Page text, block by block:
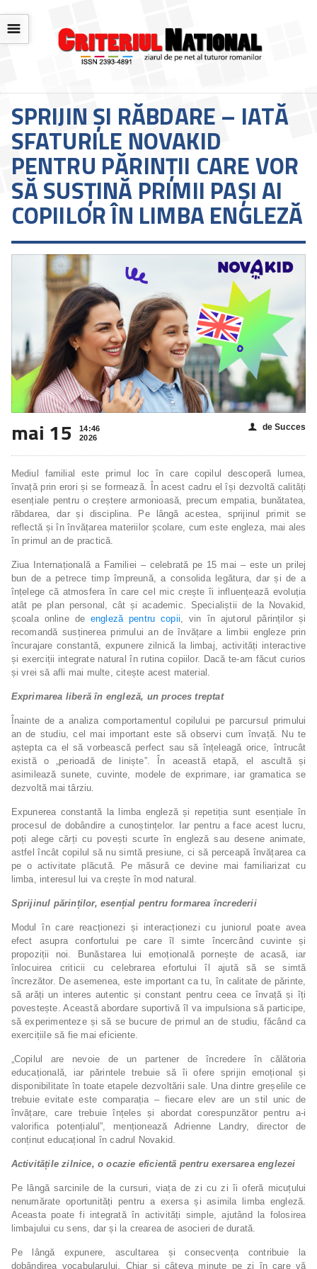
☰
SPRIJIN ȘI RĂBDARE – IATĂ
SFATURILE NOVAKID
PENTRU PĂRINȚII CARE VOR
SĂ SUSȚINĂ PRIMII PAȘI AI
COPIILOR ÎN LIMBA ENGLEZĂ
mai 15
14:46
2026
👤 de Succes
Mediul familial este primul loc în care copilul descoperă lumea,
învață prin erori și se formează. În acest cadru el își dezvoltă calități
esențiale pentru o creștere armonioasă, precum empatia, bunătatea,
răbdarea, dar și disciplina. Pe lângă acestea, sprijinul primit se
reflectă și în învățarea materiilor școlare, cum este engleza, mai ales
în primul an de practică.
Ziua Internațională a Familiei – celebrată pe 15 mai – este un prilej
bun de a petrece timp împreună, a consolida legătura, dar și de a
înțelege că atmosfera în care cel mic crește îi influențează evoluția
atât pe plan personal, cât și academic. Specialiștii de la Novakid,
școala online de engleză pentru copii, vin în ajutorul părinților și
recomandă susținerea primului an de învățare a limbii engleze prin
încurajare constantă, expunere zilnică la limbaj, activități interactive
și exerciții integrate natural în rutina copiilor. Dacă te-am făcut curios
și vrei să afli mai multe, citește acest material.
Exprimarea liberă în engleză, un proces treptat
Înainte de a analiza comportamentul copilului pe parcursul primului
an de studiu, cel mai important este să observi cum învață. Nu te
aștepta ca el să vorbească perfect sau să înțeleagă orice, întrucât
există o „perioadă de liniște”. În această etapă, el ascultă și
asimilează sunete, cuvinte, modele de exprimare, iar gramatica se
dezvoltă mai târziu.
Expunerea constantă la limba engleză și repetiția sunt esențiale în
procesul de dobândire a cunoștințelor. Iar pentru a face acest lucru,
poți alege cărți cu povești scurte în engleză sau desene animate,
astfel încât copilul să nu simtă presiune, ci să perceapă învățarea ca
pe o activitate plăcută. Pe măsură ce devine mai familiarizat cu
limba, interesul lui va crește în mod natural.
Sprijinul părinților, esențial pentru formarea încrederii
Modul în care reacționezi și interacționezi cu juniorul poate avea
efect asupra confortului pe care îl simte încercând cuvinte și
propoziții noi. Bunăstarea lui emoțională pornește de acasă, iar
înlocuirea criticii cu celebrarea efortului îl ajută să se simtă
încrezător. De asemenea, este important ca tu, în calitate de părinte,
să arăți un interes autentic și constant pentru ceea ce învață și îți
povestește. Această abordare suportivă îl va impulsiona să participe,
să experimenteze și să se bucure de primul an de studiu, făcând ca
exercițiile să fie mai eficiente.
„Copilul are nevoie de un partener de încredere în călătoria
educațională, iar părintele trebuie să îi ofere sprijin emoțional și
disponibilitate în toate etapele dezvoltării sale. Una dintre greșelile ce
trebuie evitate este comparația – fiecare elev are un stil unic de
învățare, care trebuie înțeles și abordat corespunzător pentru a-i
valorifica potențialul”, menționează Adrienne Landry, director de
conținut educațional în cadrul Novakid.
Activitățile zilnice, o ocazie eficientă pentru exersarea englezei
Pe lângă sarcinile de la cursuri, viața de zi cu zi îi oferă micuțului
nenumărate oportunități pentru a exersa și asimila limba engleză.
Aceasta poate fi integrată în activități simple, ajutând la folosirea
limbajului cu sens, dar și la crearea de asocieri de durată.
Pe lângă expunere, ascultarea și consecvența contribuie la
dobândirea vocabularului. Chiar și câteva minute pe zi în care vă